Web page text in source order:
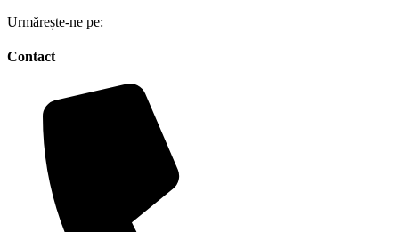
Urmărește-ne pe:
Contact